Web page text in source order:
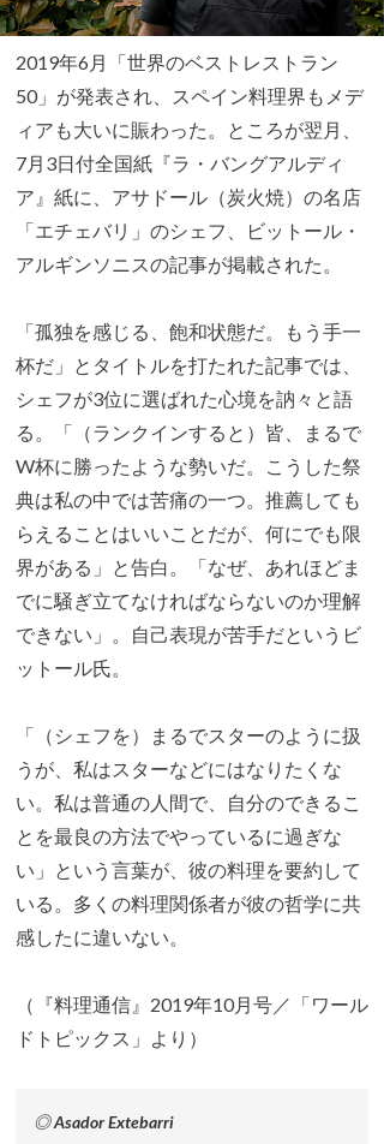
2019年6月「世界のベストレストラン
50」が発表され、スペイン料理界もメデ
ィアも大いに賑わった。ところが翌月、
7月3日付全国紙『ラ・バングアルディ
ア』紙に、アサドール（炭火焼）の名店
「エチェバリ」のシェフ、ビットール・
アルギンソニスの記事が掲載された。
「孤独を感じる、飽和状態だ。もう手一
杯だ」とタイトルを打たれた記事では、
シェフが3位に選ばれた心境を訥々と語
る。「（ランクインすると）皆、まるで
W杯に勝ったような勢いだ。こうした祭
典は私の中では苦痛の一つ。推薦しても
らえることはいいことだが、何にでも限
界がある」と告白。「なぜ、あれほどま
でに騒ぎ立てなければならないのか理解
できない」。自己表現が苦手だというビ
ットール氏。
「（シェフを）まるでスターのように扱
うが、私はスターなどにはなりたくな
い。私は普通の人間で、自分のできるこ
とを最良の方法でやっているに過ぎな
い」という言葉が、彼の料理を要約して
いる。多くの料理関係者が彼の哲学に共
感したに違いない。
（『料理通信』2019年10月号／「ワール
ドトピックス」より）
◎ Asador Extebarri